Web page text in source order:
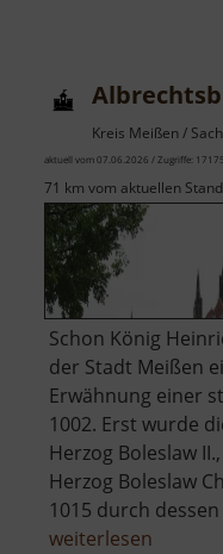
Kreis Meißen /
aktuell vom 07.06.2026 / Zugriffe: 17175
71 km vom aktuellen
Schon König
der Stadt Meißen
Erwähnung einer
1002. Erst wurde
Herzog Boleslaw
Herzog Boleslaw
1015 durch
weiterlesen